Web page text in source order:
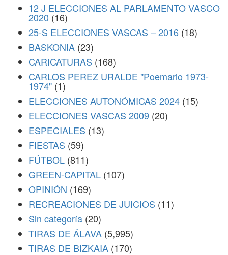
12 J ELECCIONES AL PARLAMENTO VASCO
2020 (16)
25-S ELECCIONES VASCAS – 2016 (18)
BASKONIA (23)
CARICATURAS (168)
CARLOS PEREZ URALDE "Poemario 1973-
1974" (1)
ELECCIONES AUTONÓMICAS 2024 (15)
ELECCIONES VASCAS 2009 (20)
ESPECIALES (13)
FIESTAS (59)
FÚTBOL (811)
GREEN-CAPITAL (107)
OPINIÓN (169)
RECREACIONES DE JUICIOS (11)
Sin categoría (20)
TIRAS DE ÁLAVA (5,995)
TIRAS DE BIZKAIA (170)